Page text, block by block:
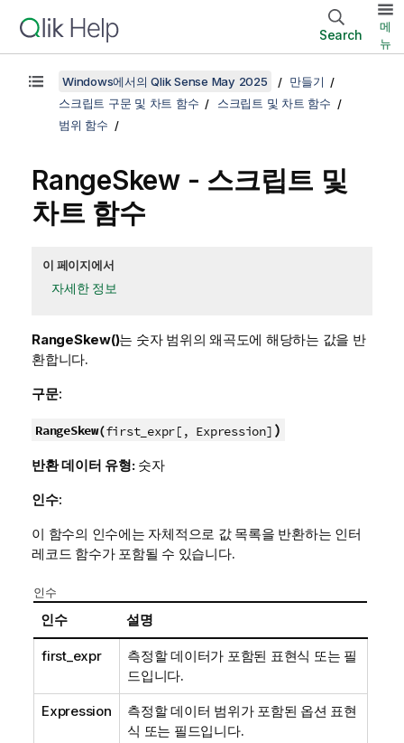
Search
메
뉴
Windows에서의 Qlik Sense May 2025
만들기
스크립트 구문 및 차트 함수
스크립트 및 차트 함수
범위 함수
RangeSkew- 스크립트 및
차트 함수
이 페이지에서
자세한 정보
RangeSkew()는 숫자 범위의 왜곡도에 해당하는 값을 반
환합니다.
구문:
RangeSkew(first_expr[, Expression] )
반환 데이터 유형: 숫자
인수:
이 함수의 인수에는 자체적으로 값 목록을 반환하는 인터
레코드 함수가 포함될 수 있습니다.
인수
인수 설명
first_expr
측정할 데이터가 포함된 표현식 또는 필
드입니다.
Expression
측정할 데이터 범위가 포함된 옵션 표현
식 또는 필드입니다.